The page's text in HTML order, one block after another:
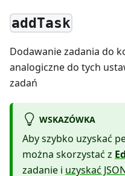
addTask
Dodawanie zadania do
analogiczne do tych
zadań
WSKAZÓWKA
Aby szybko uzyskać
można skorzystać z
zadanie i uzyskać